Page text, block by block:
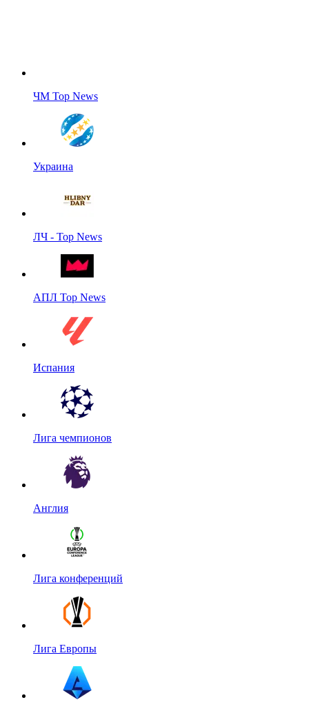
ЧМ Top News
Украина
ЛЧ - Top News
АПЛ Top News
Испания
Лига чемпионов
Англия
Лига конференций
Лига Европы